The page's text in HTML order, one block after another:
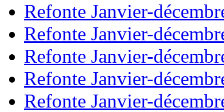
Refonte Janvier-
Refonte Janvier-
Refonte Janvier-
Refonte Janvier-
Refonte Janvier-